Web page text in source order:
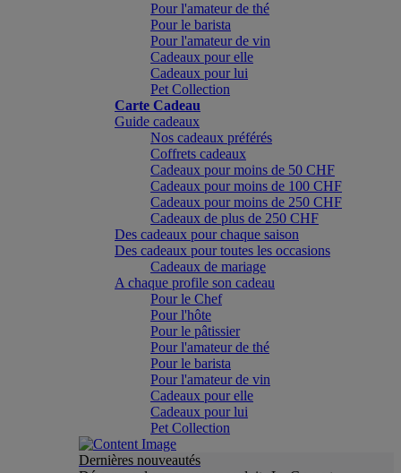
Pour l'amateur de thé
Pour le barista
Pour l'amateur de vin
Cadeaux pour elle
Cadeaux pour lui
Pet Collection
Carte Cadeau
Guide cadeaux
Nos cadeaux préférés
Coffrets cadeaux
Cadeaux pour moins de 50 CHF
Cadeaux pour moins de 100 CHF
Cadeaux pour moins de 250 CHF
Cadeaux de plus de 250 CHF
Des cadeaux pour chaque saison
Des cadeaux pour toutes les occasions
Cadeaux de mariage
A chaque profile son cadeau
Pour le Chef
Pour l'hôte
Pour le pâtissier
Pour l'amateur de thé
Pour le barista
Pour l'amateur de vin
Cadeaux pour elle
Cadeaux pour lui
Pet Collection
Dernières nouveautés